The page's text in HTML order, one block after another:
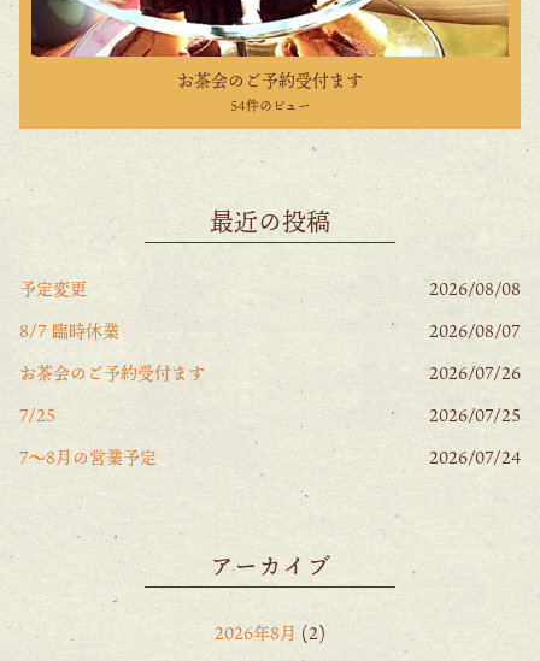
お茶会のご予約受付ます
54件のビュー
最近の投稿
予定変更
2026/08/08
8/7 臨時休業
2026/08/07
お茶会のご予約受付ます
2026/07/26
7/25
2026/07/25
7〜8月の営業予定
2026/07/24
アーカイブ
2026年8月 (2)